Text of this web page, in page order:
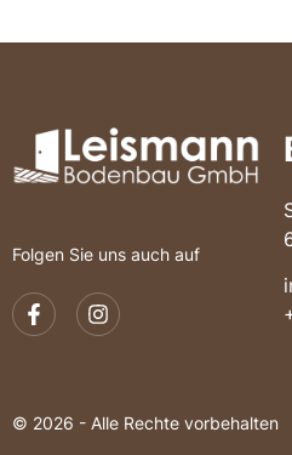
Folgen Sie uns auch auf
© 2026 - Alle Rechte vorbehalten